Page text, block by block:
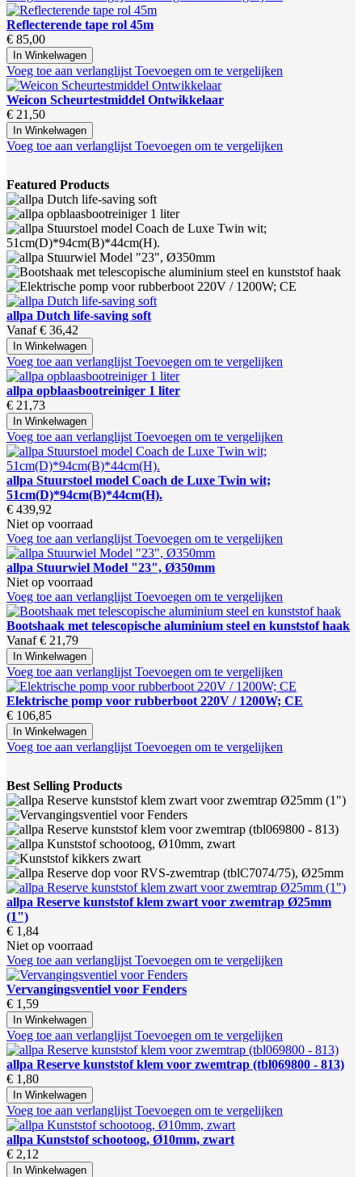
Reflecterende tape rol 45m
€ 85,00
In Winkelwagen
Voeg toe aan verlanglijst Toevoegen om te vergelijken
Weicon Scheurtestmiddel Ontwikkelaar
€ 21,50
In Winkelwagen
Voeg toe aan verlanglijst Toevoegen om te vergelijken
Featured Products
allpa Dutch life-saving soft
Vanaf € 36,42
In Winkelwagen
Voeg toe aan verlanglijst Toevoegen om te vergelijken
allpa opblaasbootreiniger 1 liter
€ 21,73
In Winkelwagen
Voeg toe aan verlanglijst Toevoegen om te vergelijken
allpa Stuurstoel model Coach de Luxe Twin wit;
51cm(D)*94cm(B)*44cm(H).
€ 439,92
Niet op voorraad
Voeg toe aan verlanglijst Toevoegen om te vergelijken
allpa Stuurwiel Model "23", Ø350mm
Niet op voorraad
Voeg toe aan verlanglijst Toevoegen om te vergelijken
Bootshaak met telescopische aluminium steel en kunststof haak
Vanaf € 21,79
In Winkelwagen
Voeg toe aan verlanglijst Toevoegen om te vergelijken
Elektrische pomp voor rubberboot 220V / 1200W; CE
€ 106,85
In Winkelwagen
Voeg toe aan verlanglijst Toevoegen om te vergelijken
Best Selling Products
allpa Reserve kunststof klem zwart voor zwemtrap Ø25mm
(1")
€ 1,84
Niet op voorraad
Voeg toe aan verlanglijst Toevoegen om te vergelijken
Vervangingsventiel voor Fenders
€ 1,59
In Winkelwagen
Voeg toe aan verlanglijst Toevoegen om te vergelijken
allpa Reserve kunststof klem voor zwemtrap (tbl069800 - 813)
€ 1,80
In Winkelwagen
Voeg toe aan verlanglijst Toevoegen om te vergelijken
allpa Kunststof schootoog, Ø10mm, zwart
€ 2,12
In Winkelwagen